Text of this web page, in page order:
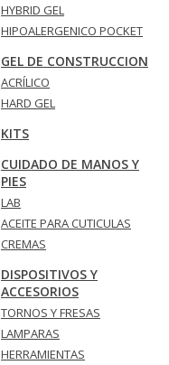
HYBRID GEL
HIPOALERGENICO POCKET
GEL DE CONSTRUCCION
ACRÍLICO
HARD GEL
KITS
CUIDADO DE MANOS Y
PIES
LAB
ACEITE PARA CUTICULAS
CREMAS
DISPOSITIVOS Y
ACCESORIOS
TORNOS Y FRESAS
LAMPARAS
HERRAMIENTAS